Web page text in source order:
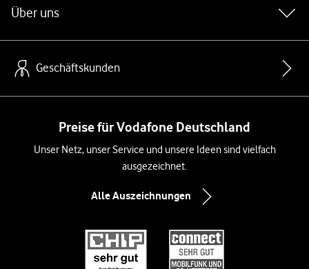
Über uns
Geschäftskunden
Preise für Vodafone Deutschland
Unser Netz, unser Service und unsere Ideen sind vielfach
ausgezeichnet.
Alle Auszeichnungen